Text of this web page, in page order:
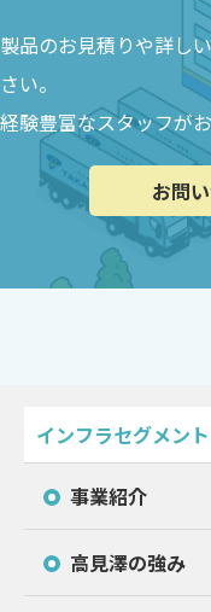
製品のお見積りや詳し
さい。
経験豊富なスタッフが
お問
インフラセグメント
事業紹介
高見澤の強み